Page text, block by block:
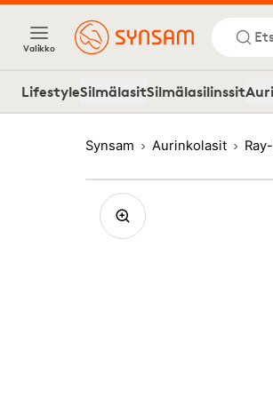
Valikko
LifestyleSilmälasitSilmälasilinssit
Synsam Aurinkolasit